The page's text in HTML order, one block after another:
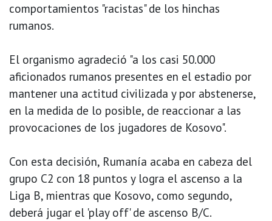
comportamientos "racistas" de los hinchas
rumanos.
El organismo agradeció "a los casi 50.000
aficionados rumanos presentes en el estadio por
mantener una actitud civilizada y por abstenerse,
en la medida de lo posible, de reaccionar a las
provocaciones de los jugadores de Kosovo".
Con esta decisión, Rumanía acaba en cabeza del
grupo C2 con 18 puntos y logra el ascenso a la
Liga B, mientras que Kosovo, como segundo,
deberá jugar el 'play off' de ascenso B/C.